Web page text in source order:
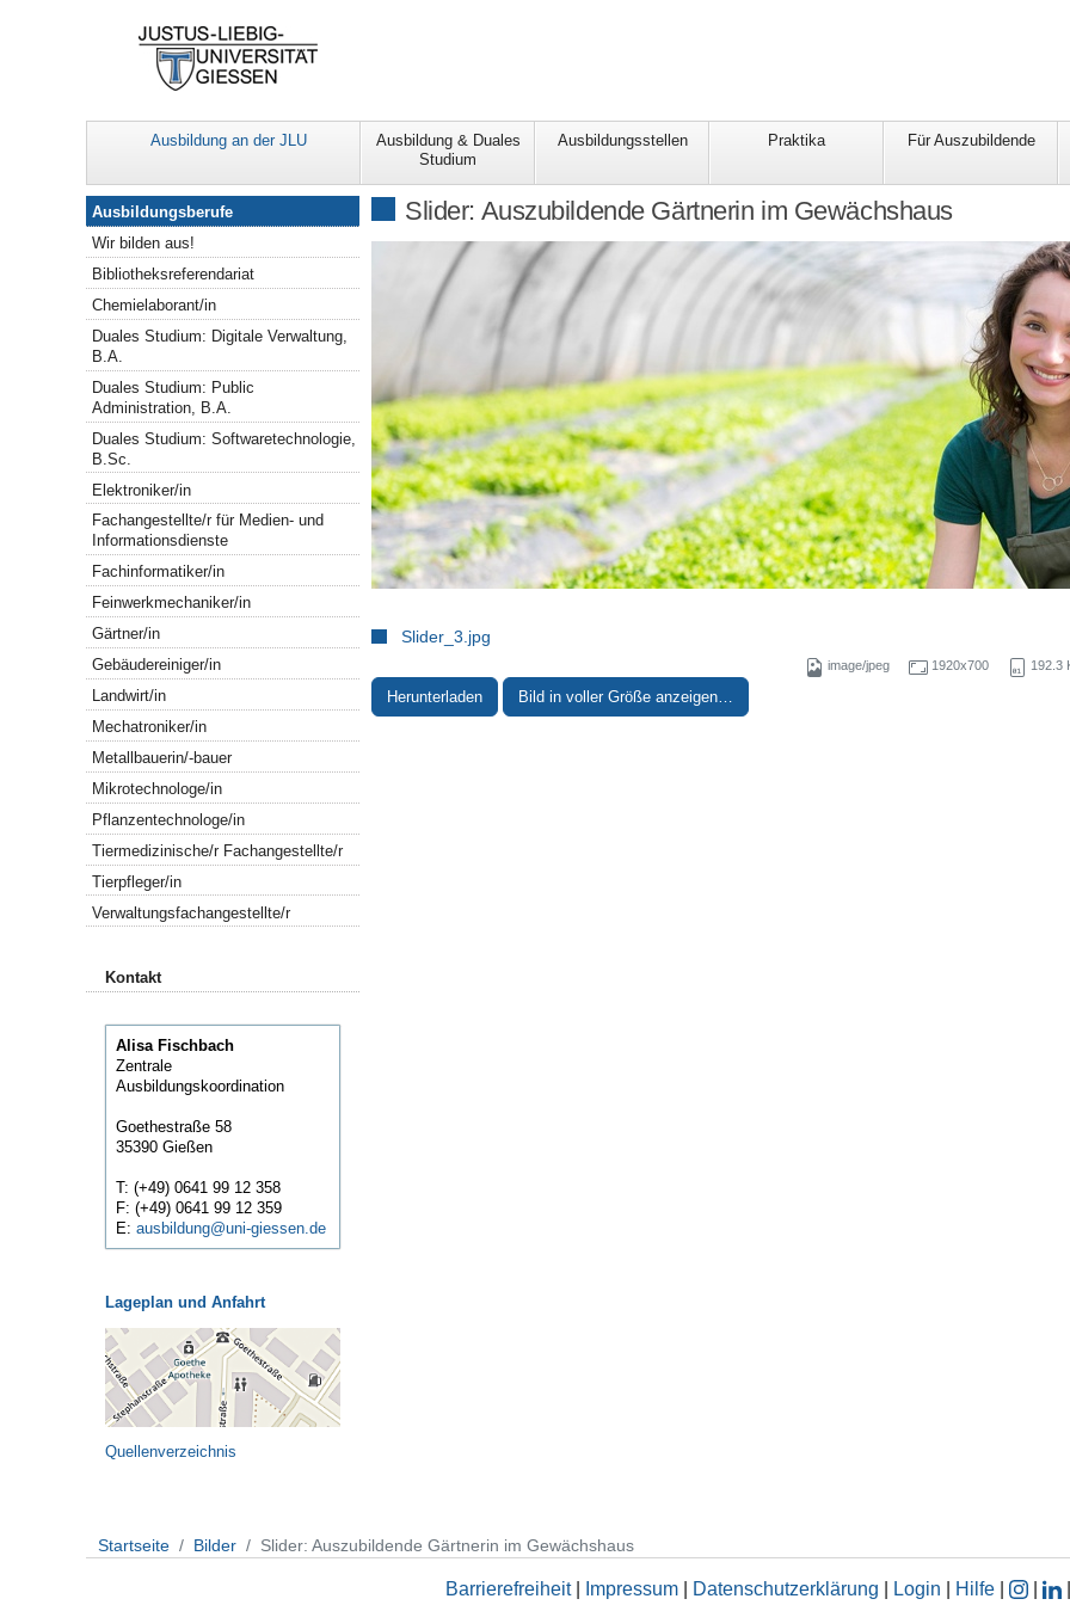
Ausbildung an der JLU
Ausbildung & Duales
Studium
Ausbildungsstellen Praktika Für Auszubildende
Slider: Auszubildende Gärtnerin im Gewächshaus
Slider_3.jpg
image/jpeg 1920x700 192.3
Herunterladen Bild in voller Größe anzeigen…
Wir bilden aus!
Ausbildungsberufe
Wir bilden aus!
Bibliotheksreferendariat
Chemielaborant/in
Duales Studium: Digitale Verwaltung,
B.A.
Duales Studium: Public
Administration, B.A.
Duales Studium: Softwaretechnologie,
B.Sc.
Elektroniker/in
Fachangestellte/r für Medien- und
Informationsdienste
Fachinformatiker/in
Feinwerkmechaniker/in
Gärtner/in
Gebäudereiniger/in
Landwirt/in
Mechatroniker/in
Metallbauerin/-bauer
Mikrotechnologe/in
Pflanzentechnologe/in
Tiermedizinische/r Fachangestellte/r
Tierpfleger/in
Verwaltungsfachangestellte/r
Kontakt
Alisa Fischbach
Zentrale
Ausbildungskoordination
Goethestraße 58
35390 Gießen
T: (+49) 0641 99 12 358
F: (+49) 0641 99 12 359
E: ausbildung@uni-giessen.de
Lageplan und Anfahrt
Quellenverzeichnis
Startseite Bilder Slider: Auszubildende Gärtnerin im Gewächshaus
Barrierefreiheit| Impressum| Datenschutzerklärung Login Hilfe|